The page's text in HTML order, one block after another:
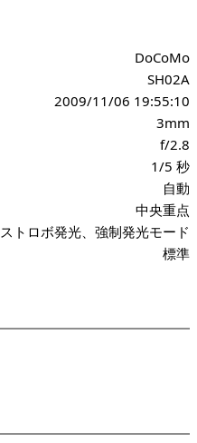
DoCoMo
SH02A
2009/11/06 19:55:10
3mm
f/2.8
1/5 秒
自動
中央重点
ストロボ発光、強制発光モード
標準